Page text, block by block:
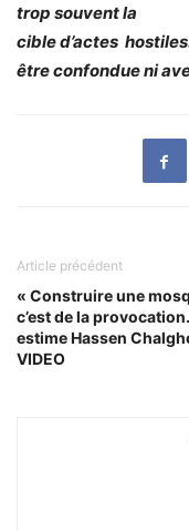
trop souvent la
cibled’actes
être confondue ni
Article précédent
« Construire une
c’est de la
estime Hassen
VIDEO